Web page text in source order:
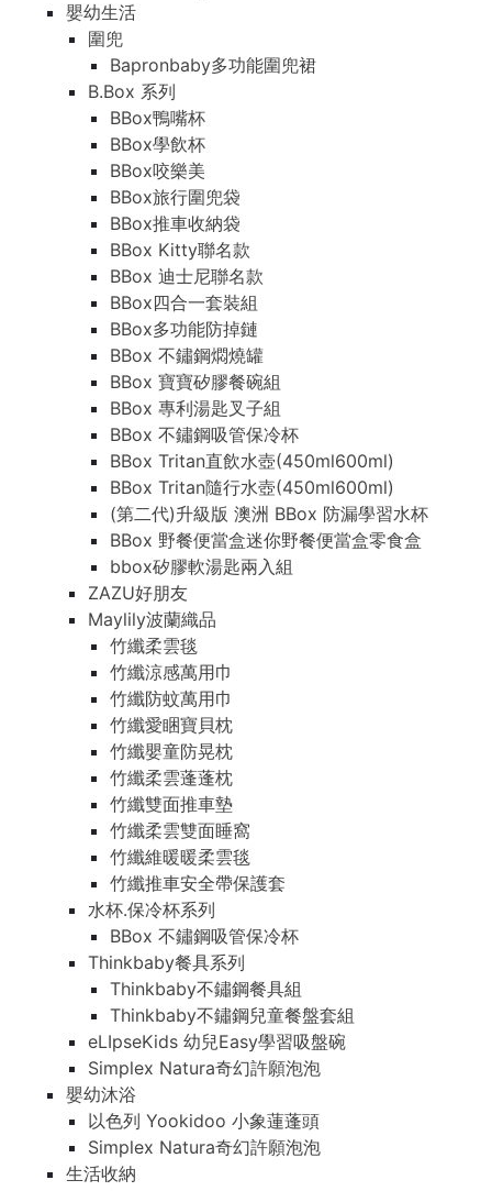
嬰幼生活
圍兜
Bapronbaby多功能圍兜裙
B.Box 系列
BBox鴨嘴杯
BBox學飲杯
BBox咬樂美
BBox旅行圍兜袋
BBox推車收納袋
BBox Kitty聯名款
BBox 迪士尼聯名款
BBox四合一套裝組
BBox多功能防掉鏈
BBox 不鏽鋼燜燒罐
BBox 寶寶矽膠餐碗組
BBox 專利湯匙叉子組
BBox 不鏽鋼吸管保冷杯
BBox Tritan直飲水壺(450ml600ml)
BBox Tritan隨行水壺(450ml600ml)
(第二代)升級版 澳洲 BBox 防漏學習水杯
BBox 野餐便當盒迷你野餐便當盒零食盒
bbox矽膠軟湯匙兩入組
ZAZU好朋友
Maylily波蘭織品
竹纖柔雲毯
竹纖涼感萬用巾
竹纖防蚊萬用巾
竹纖愛睏寶貝枕
竹纖嬰童防晃枕
竹纖柔雲蓬蓬枕
竹纖雙面推車墊
竹纖柔雲雙面睡窩
竹纖維暖暖柔雲毯
竹纖推車安全帶保護套
水杯.保冷杯系列
BBox 不鏽鋼吸管保冷杯
Thinkbaby餐具系列
Thinkbaby不鏽鋼餐具組
Thinkbaby不鏽鋼兒童餐盤套組
eLIpseKids 幼兒Easy學習吸盤碗
Simplex Natura奇幻許願泡泡
嬰幼沐浴
以色列 Yookidoo 小象蓮蓬頭
Simplex Natura奇幻許願泡泡
生活收納